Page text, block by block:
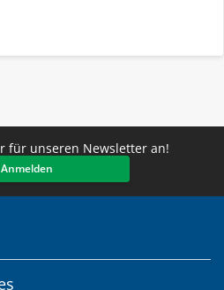
für unseren Newsletter an!
Anmelden